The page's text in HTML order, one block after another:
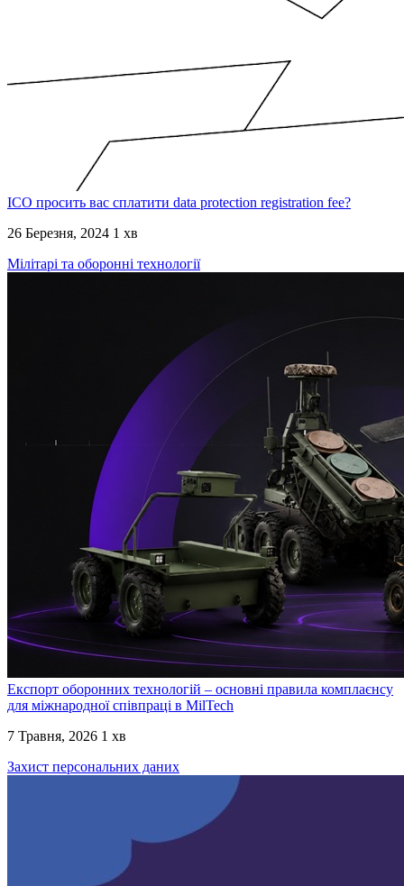
ICO просить вас сплатити data protection registration fee?
26 Березня, 2024 1 хв
Мілітарі та оборонні технології
Експорт оборонних технологій – основні правила комплаєнсу
для міжнародної співпраці в MilTech
7 Травня, 2026 1 хв
Захист персональних даних